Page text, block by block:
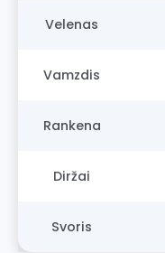
Velenas
Vamzdis
Rankena
Diržai
Svoris